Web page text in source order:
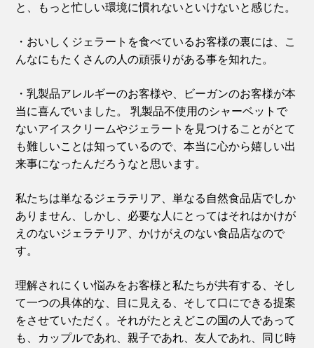
と、もっと忙しい環境に慣れないといけないと感じた。
・おいしくジェラートを食べているお客様の裏には、こ
んなにもたくさんの人の頑張りがある事を知れた。
・乳製品アレルギーのお客様や、ビーガンのお客様が本
当に喜んでいました。
乳製品不使用のシャーベットで
ないアイスクリームやジェラートを見つけることがとて
も難しいことは知っているので、本当に心から嬉しい出
来事になったんだろうなと思います。
私たちは単なるジェラテリア、単なる自然食品店でしか
ありません、しかし、必要な人にとってはそれはかけが
えのないジェラテリア、かけがえのない食品店なので
す。
理解されにくい悩みをお客様と私たちが共有する、そし
て一つの具体的な、目に見える、そして口にできる提案
をさせていただく。それがたとえどこの国の人であって
も、カップルであれ、親子であれ、友人であれ、同じ時